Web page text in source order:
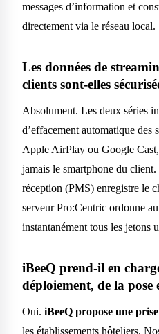
messages d’information et
directement via le réseau local.
Les données de
clients sont-elles
Absolument. Les deux séries
d’effacement automatique des
Apple AirPlay ou Google
jamais le smartphone du
réception (PMS) enregistre le
serveur Pro:Centric ordonne
instantanément tous les jetons
iBeeQ prend-il en
déploiement, de la
Oui. iBeeQ propose une
les établissements hôteliers.